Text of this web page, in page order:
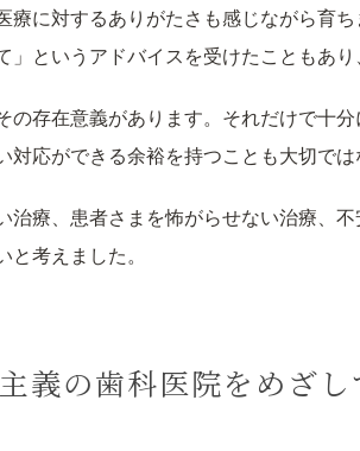
に対するありがたさも感じながら育
というアドバイスを受けたこともあ
存在意義があります。それだけで十
応ができる余裕を持つことも大切で
療、患者さまを怖がらせない治療、
考えました。
義の歯科医院をめざし